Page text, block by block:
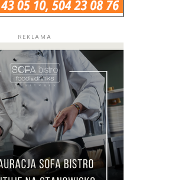
REKLAMA